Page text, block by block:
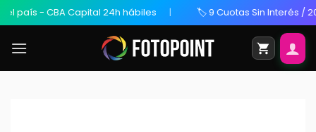
- CBA Capital 24h hábiles 🏷️ 9 Cuotas Sin Interés / 20%